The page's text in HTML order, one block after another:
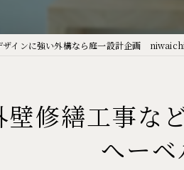
ザインに強い外構なら庭一設計企画 niwaichi
修繕工事な
へーベ